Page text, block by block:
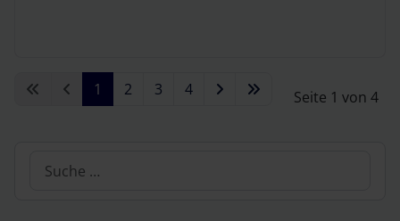
Seite 1 von 4
1 2 3 4
Suchen